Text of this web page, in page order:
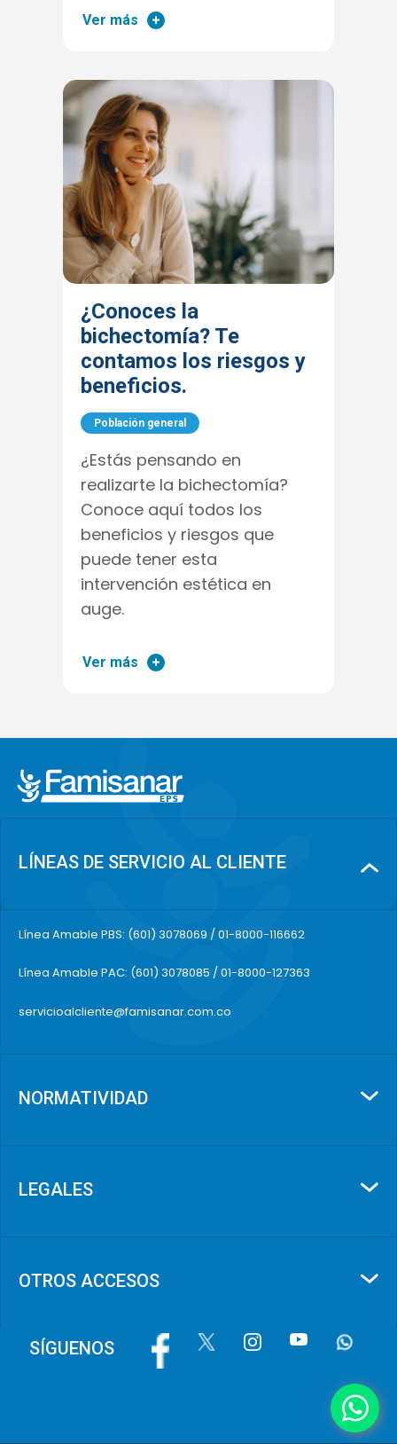
Ver más
¿Conoces la
bichectomía? Te
contamos los riesgos y
beneficios.
Población general
¿Estás pensando en
realizarte la bichectomía?
Conoce aquí todos los
beneficios y riesgos que
puede tener esta
intervención estética en
auge.
Ver más
LÍNEAS DE SERVICIO AL CLIENTE
Línea Amable PBS: (601) 3078069 / 01-8000-116662
Línea Amable PAC: (601) 3078085 / 01-8000-127363
servicioalcliente@famisanar.com.co
NORMATIVIDAD
LEGALES
OTROS ACCESOS
SÍGUENOS Imagen Imagen Imagen Imagen Imagen